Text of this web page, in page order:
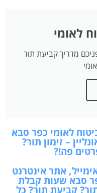
מדריך קביעת תור
– זימון תור?
פה!?
אתר אינטרנט
סבא שעות קבלת
קביעת תור? כל